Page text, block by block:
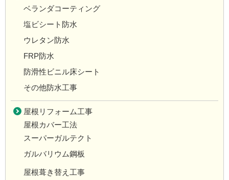
ベランダコーティング
塩ビシート防水
ウレタン防水
FRP防水
防滑性ビニル床シート
その他防水工事
屋根リフォーム工事
屋根カバー工法
スーパーガルテクト
ガルバリウム鋼板
屋根葺き替え工事